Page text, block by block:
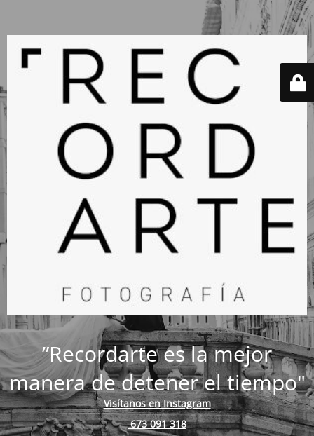
”Recordarte es la mejor
manera de detener el tiempo"
Visítanos en Instagram
673 091 318